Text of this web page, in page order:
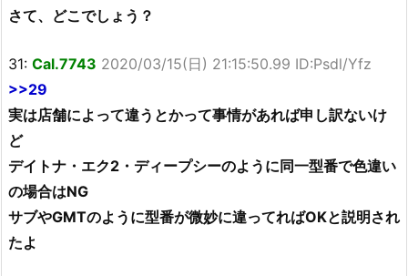
さて、どこでしょう？
31: Cal.7743 2020/03/15(日) 21:15:50.99 ID:Psdl/Yfz
>>29
実は店舗によって違うとかって事情があれば申し訳ないけ
ど
デイトナ・エク2・ディープシーのように同一型番で色違い
の場合はNG
サブやGMTのように型番が微妙に違ってればOKと説明され
たよ